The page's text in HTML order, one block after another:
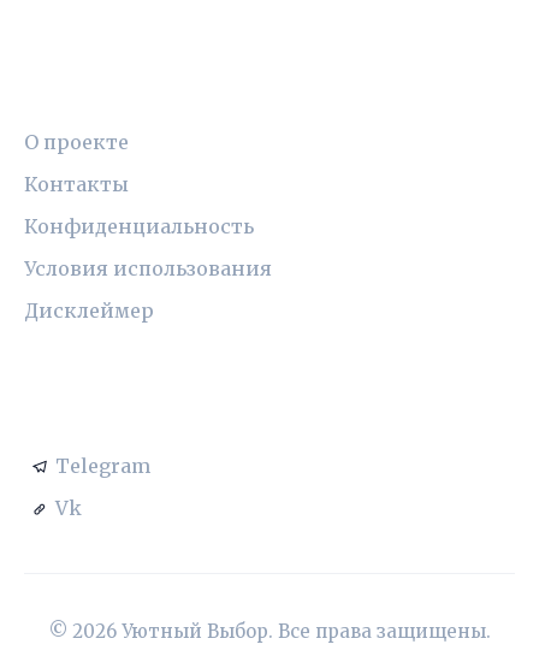
О проекте
Контакты
Конфиденциальность
Условия использования
Дисклеймер
Telegram
Vk
© 2026 Уютный Выбор. Все права защищены.